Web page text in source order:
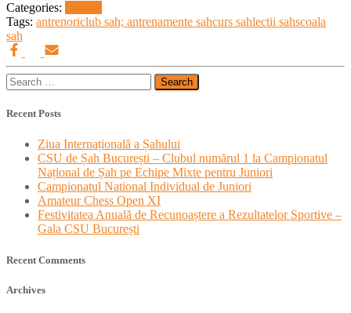
Categories:
Tags: antrenoriclub sah; antrenamente sahcurs sahlectii sahscoala
sah
Search
for:
Recent Posts
Ziua Internațională a Șahului
CSU de Șah București – Clubul numărul 1 la Campionatul
Național de Șah pe Echipe Mixte pentru Juniori
Campionatul National Individual de Juniori
Amateur Chess Open XI
Festivitatea Anuală de Recunoaștere a Rezultatelor Sportive –
Gala CSU București
Recent Comments
Archives